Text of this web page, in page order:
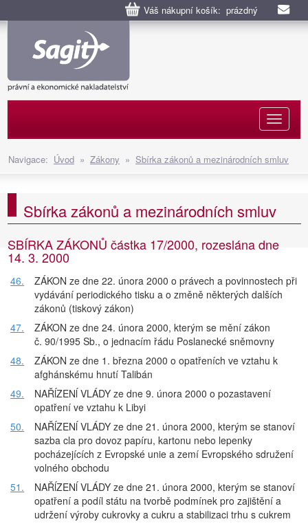
Váš nákupní košík: prázdný
Navigace: Úvod » Zákony » Sbírka zákonů a mezinárodních smluv
Sbírka zákonů a mezinárodních smluv
SBÍRKA ZÁKONŮ částka 17/2000, rozeslána dne
14. 3. 2000
46.
ZÁKON ze dne 22. února 2000 o právech a povinnostech při
vydávání periodického tisku a o změně některých dalších
zákonů (tiskový zákon)
47.
ZÁKON ze dne 24. února 2000, kterým se mění zákon
č. 90/1995 Sb., o jednacím řádu Poslanecké sněmovny
48.
ZÁKON ze dne 1. března 2000 o opatřeních ve vztahu k
afghánskému hnutí Talibán
49.
NAŘĺZENĺ VLÁDY ze dne 9. února 2000 o pozastavení
opatření ve vztahu k Libyi
50.
NAŘĺZENĺ VLÁDY ze dne 21. února 2000, kterým se stanoví
sazba cla pro dovoz papíru, kartonu nebo lepenky
pocházejících z Evropské unie a zemí Evropského sdružení
volného obchodu
51.
NAŘĺZENĺ VLÁDY ze dne 21. února 2000, kterým se stanoví
opatření a podíl státu na tvorbě podmínek pro zajištění a
udržení výroby cukrovky a cukru a stabilizaci trhu s cukrem